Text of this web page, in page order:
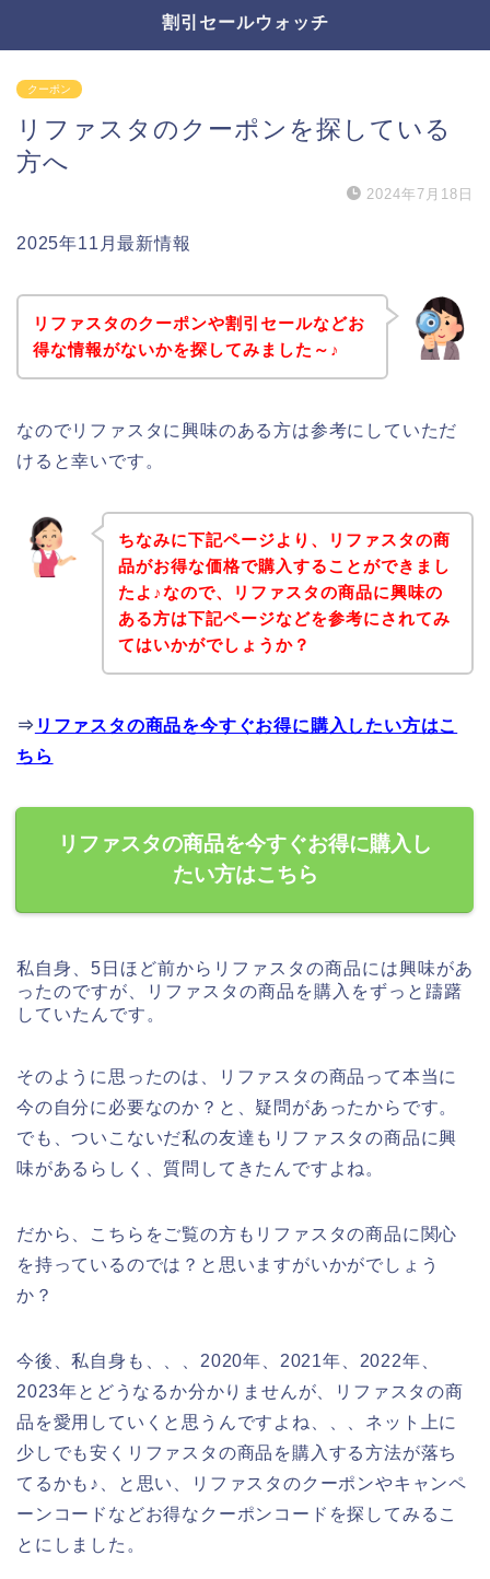
割引セールウォッチ
クーポン
リファスタのクーポンを探している
方へ
2024年7月18日
2025年11月最新情報
リファスタのクーポンや割引セールなどお
得な情報がないかを探してみました～♪
なのでリファスタに興味のある方は参考にしていただ
けると幸いです。
ちなみに下記ページより、リファスタの商
品がお得な価格で購入することができまし
たよ♪なので、リファスタの商品に興味の
ある方は下記ページなどを参考にされてみ
てはいかがでしょうか？
⇒ リファスタの商品を今すぐお得に購入したい方はこ
ちら
リファスタの商品を今すぐお得に購入し
たい方はこちら
私自身、5日ほど前からリファスタの商品には興味があ
ったのですが、リファスタの商品を購入をずっと躊躇
していたんです。
そのように思ったのは、リファスタの商品って本当に
今の自分に必要なのか？と、疑問があったからです。
でも、ついこないだ私の友達もリファスタの商品に興
味があるらしく、質問してきたんですよね。
だから、こちらをご覧の方もリファスタの商品に関心
を持っているのでは？と思いますがいかがでしょう
か？
今後、私自身も、、、2020年、2021年、2022年、
2023年とどうなるか分かりませんが、リファスタの商
品を愛用していくと思うんですよね、、、ネット上に
少しでも安くリファスタの商品を購入する方法が落ち
てるかも♪、と思い、リファスタのクーポンやキャンペ
ーンコードなどお得なクーポンコードを探してみるこ
とにしました。